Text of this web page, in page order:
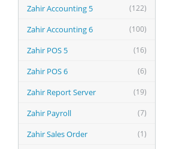
(122)
Zahir Accounting 5
(100)
Zahir Accounting 6
(16)
Zahir POS 5
(6)
Zahir POS 6
(19)
Zahir Report Server
(7)
Zahir Payroll
(1)
Zahir Sales Order